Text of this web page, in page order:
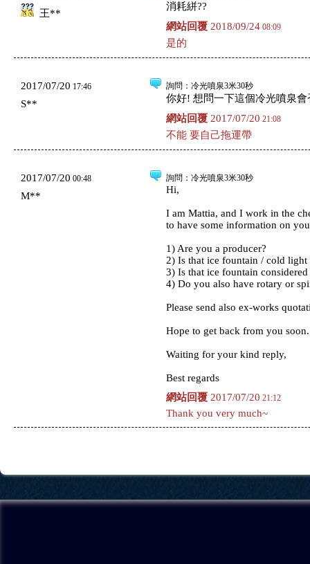
王**
消耗絣??
網站回覆 2018/09/24 08:09
是的
2017/07/20 17:46
S**
詢問 ：冷光噴泉3米30秒
你好! 想問一下這個冷光噴泉
網站回覆 2017/07/20 21:08
不能 要自己拖運帶
2017/07/20 00:48
M**
詢問 ：冷光噴泉3米30秒
Hi,
I am Mattia, and I work in the
to have some information on
1) Are you a producer?
2) Is that ice fountain / cold
3) Is that ice fountain
4) Do you also have rotary or
Please send also ex-works
Hope to get back from you soon.
Waiting for your kind reply,
Best regards
網站回覆 2017/07/20 21:12
Thank you very much~